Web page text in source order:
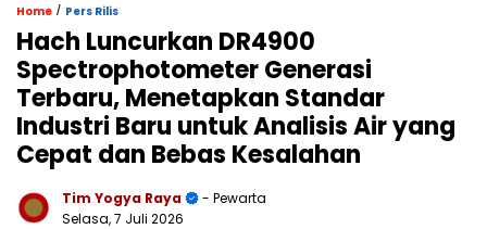
Home / Pers Rilis
Hach Luncurkan DR4900
Spectrophotometer Generasi
Terbaru, Menetapkan Standar
Industri Baru untuk Analisis Air yang
Cepat dan Bebas Kesalahan
Tim Yogya Raya
- Pewarta
Selasa, 7 Juli 2026